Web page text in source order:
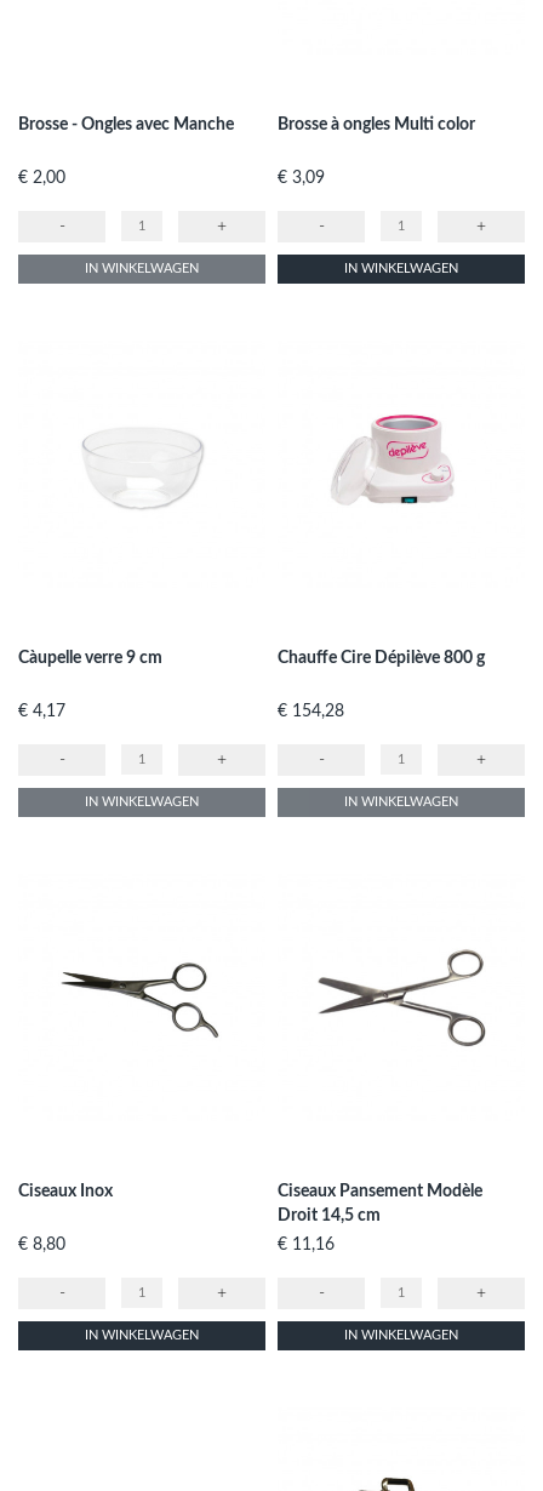
Brosse - Ongles avec Manche
Prijs
€ 2,00
- +
IN WINKELWAGEN
Brosse à ongles Multi color
Prijs
€ 3,09
- +
IN WINKELWAGEN
Càupelle verre 9 cm
Prijs
€ 4,17
- +
IN WINKELWAGEN
Chauffe Cire Dépilève 800 g
Prijs
€ 154,28
- +
IN WINKELWAGEN
Ciseaux Inox
Prijs
€ 8,80
- +
IN WINKELWAGEN
Ciseaux Pansement Modèle
Droit 14,5 cm
Prijs
€ 11,16
- +
IN WINKELWAGEN